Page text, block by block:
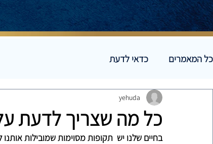
כל המאמרים כדאי לדעת
כל מה שצריך לדעת
yehuda
בחיים שלנו יש  תקופות מסוימות שמובילות